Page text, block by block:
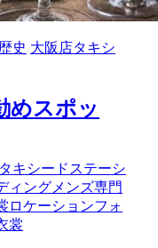
史 大阪店タキシ
めスポッ
タキシードステーシ
ィング メンズ専門
ロケーションフォ
裳